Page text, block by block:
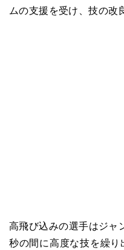
ムの支援を受け、技の改
高飛び込みの選手はジャ
秒の間に高度な技を繰